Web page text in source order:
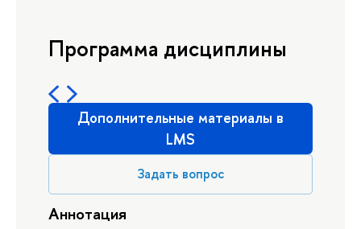
Программа дисциплины
Дополнительные материалы в
LMS
Задать вопрос
Аннотация